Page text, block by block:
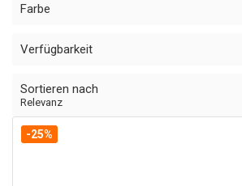
Farbe
Verfügbarkeit
Sortieren nach
Relevanz
-25%